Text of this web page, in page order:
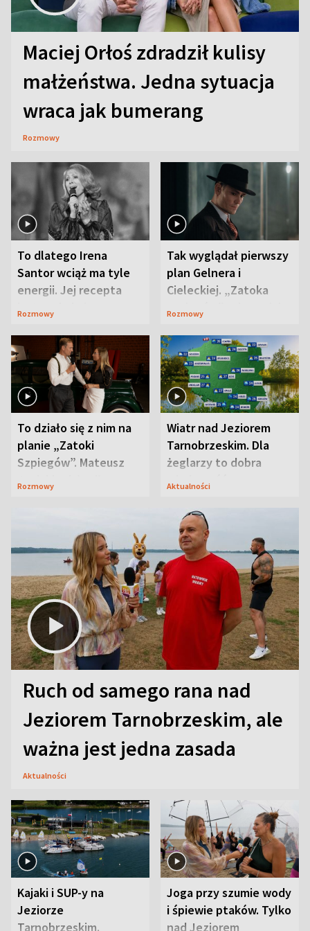
Maciej Orłoś zdradził kulisy
małżeństwa. Jedna sytuacja
wraca jak bumerang
Rozmowy
To dlatego Irena
Santor wciąż ma tyle
energii. Jej recepta
jest zaskakująco
Rozmowy
Tak wyglądał pierwszy
plan Gelnera i
Cieleckiej. „Zatoka
szpiegów” od razu ich
Rozmowy
To działo się z nim na
planie „Zatoki
Szpiegów”. Mateusz
Janicki odsłonił
Rozmowy
Wiatr nad Jeziorem
Tarnobrzeskim. Dla
żeglarzy to dobra
wiadomość
Aktualności
Ruch od samego rana nad
Jeziorem Tarnobrzeskim, ale
ważna jest jedna zasada
Aktualności
Kajaki i SUP-y na
Jeziorze
Tarnobrzeskim.
Joga przy szumie wody
i śpiewie ptaków. Tylko
nad Jeziorem